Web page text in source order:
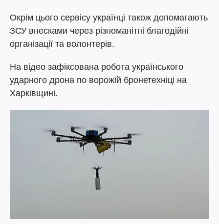
Окрім цього сервісу українці також допомагають
ЗСУ внесками через різноманітні благодійні
організації та волонтерів.
На відео зафіксована робота українського
ударного дрона по ворожій бронетехніці на
Харківщині.